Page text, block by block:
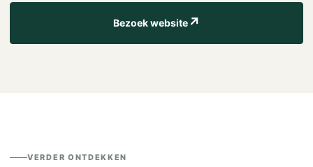
Bezoek website↗
VERDER ONTDEKKEN